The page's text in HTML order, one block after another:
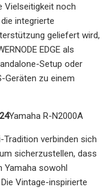
Vielseitigkeit noch
integrierte
geliefert wird,
EDGE als
Setup oder
Geräten zu einem
Yamaha R-N2000A
verbinden sich
sicherzustellen, dass
Yamaha sowohl
Vintage-inspirierte